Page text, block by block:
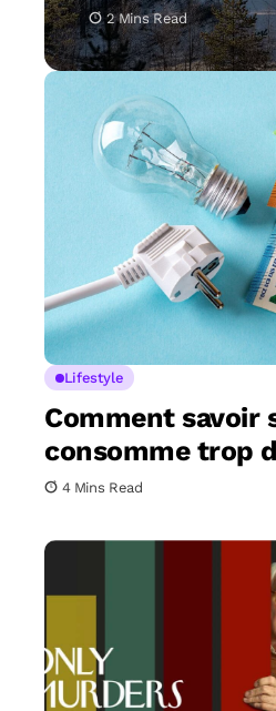
2 Mins Read
Lifestyle
Comment savoir
consomme trop
4 Mins Read